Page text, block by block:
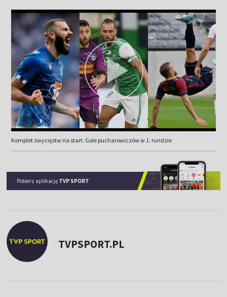
Komplet zwycięstw na start. Gole pucharowiczów w 1. rundzie
Pobierz aplikację TVP SPORT
TVPSPORT.PL